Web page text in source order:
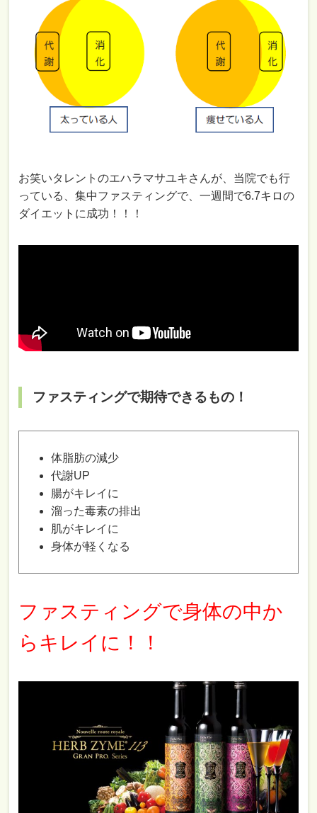
お笑いタレントのエハラマサユキさんが、当院でも行
っている、集中ファスティングで、一週間で6.7キロの
ダイエットに成功！！！
ファスティングで期待できるもの！
体脂肪の減少
代謝UP
腸がキレイに
溜った毒素の排出
肌がキレイに
身体が軽くなる
ファスティングで身体の中か
らキレイに！！